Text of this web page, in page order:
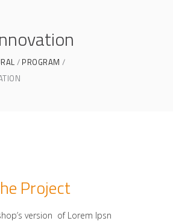
PROGRAM
Project
version of Lorem Ipsn